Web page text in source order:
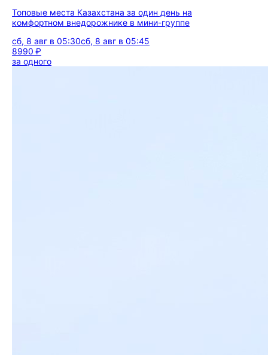
Топовые места Казахстана за один день на
комфортном внедорожнике в мини-группе
сб, 8 авг в 05:30сб, 8 авг в 05:45
8990 ₽
за одного